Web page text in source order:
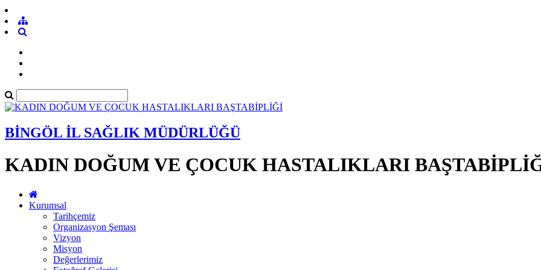
BİNGÖL İL SAĞLIK MÜDÜRLÜĞÜ
KADIN DOĞUM VE ÇOCUK HASTALIKLARI
Kurumsal
Tarihçemiz
Organizasyon Şeması
Vizyon
Misyon
Değerlerimiz